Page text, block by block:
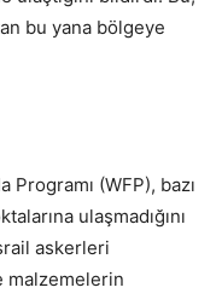
bu yana bölgeye
Programı (WFP), bazı
ulaşmadığını
askerleri
malzemelerin